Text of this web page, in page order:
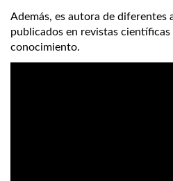
Además, es autora de diferentes
publicados en revistas científicas
conocimiento.